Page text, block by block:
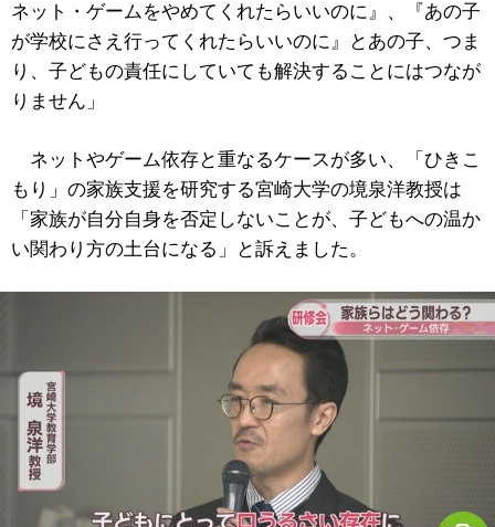
ネット・ゲームをやめてくれたらいいのに』、『あの子
が学校にさえ行ってくれたらいいのに』とあの子、つま
り、子どもの責任にしていても解決することにはつなが
りません」
ネットやゲーム依存と重なるケースが多い、「ひきこ
もり」の家族支援を研究する宮崎大学の境泉洋教授は
「家族が自分自身を否定しないことが、子どもへの温か
い関わり方の土台になる」と訴えました。